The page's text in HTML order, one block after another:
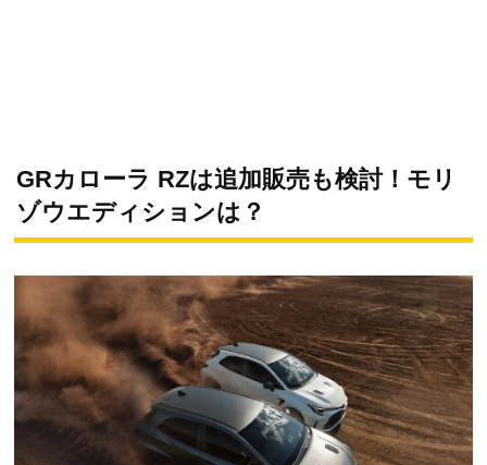
GRカローラ RZは追加販売も検討！モリ
ゾウエディションは？